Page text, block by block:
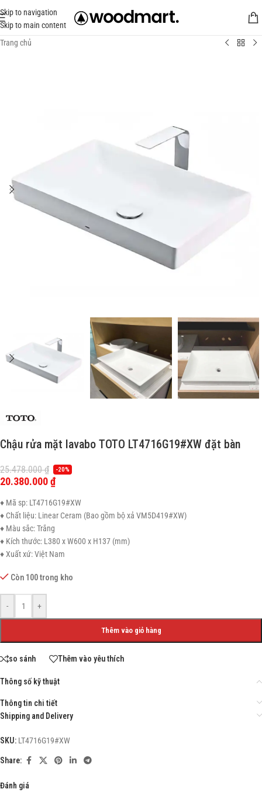
Skip to navigation
Skip to main content
Trang chủ
Chậu rửa mặt lavabo TOTO LT4716G19#XW đặt bàn
25.478.000₫ -20%
20.380.000₫
♦ Mã sp: LT4716G19#XW
♦ Chất liệu: Linear Ceram (Bao gồm bộ xả VM5D419#XW)
♦ Màu sắc: Trắng
♦ Kích thước: L380 x W600 x H137 (mm)
♦ Xuất xứ: Việt Nam
Còn 100 trong kho
- +
Thêm vào giỏ hàng
so sánh Thêm vào yêu thích
Thông số kỹ thuật
Thông tin chi tiết
Shipping and Delivery
SKU: LT4716G19#XW
Share:
Đánh giá